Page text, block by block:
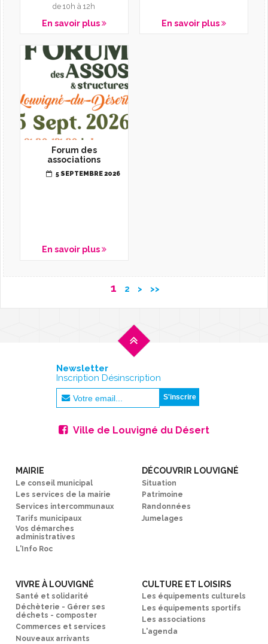
de 10h à 12h
En savoir plus En savoir plus
Forum des
associations
5 SEPTEMBRE 2026
En savoir plus
1 2 > >>
Newsletter
Inscription Désinscription
Ville de Louvigné du Désert
MAIRIE
Le conseil municipal
Les services de la mairie
Services intercommunaux
Tarifs municipaux
Vos démarches
administratives
L'Info Roc
DÉCOUVRIR LOUVIGNÉ
Situation
Patrimoine
Randonnées
Jumelages
VIVRE À LOUVIGNÉ
Santé et solidarité
Déchèterie - Gérer ses
déchets - composter
Commerces et services
Nouveaux arrivants
CULTURE ET LOISIRS
Les équipements culturels
Les équipements sportifs
Les associations
L'agenda